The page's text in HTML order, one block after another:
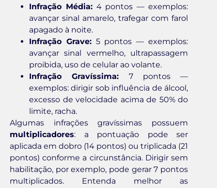
Infração Média:4 pontos — exemplos:
avançar sinal amarelo, trafegar com farol
apagado à noite.
Infração Grave:5 pontos — exemplos:
avançar sinal vermelho, ultrapassagem
proibida, uso de celular ao volante.
Infração Gravíssima: 7 pontos —
exemplos: dirigir sob influência de álcool,
excesso de velocidade acima de 50% do
limite, racha.
Algumas infrações gravíssimas possuem
multiplicadores: a pontuação pode ser
aplicada em dobro (14 pontos) ou triplicada (21
pontos) conforme a circunstância. Dirigir sem
habilitação, por exemplo, pode gerar 7 pontos
multiplicados. Entenda melhor as